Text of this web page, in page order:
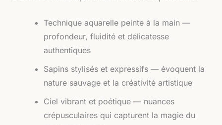
Technique aquarelle peinte à la main —
profondeur, fluidité et délicatesse
authentiques
Sapins stylisés et expressifs — évoquent la
nature sauvage et la créativité artistique
Ciel vibrant et poétique — nuances
crépusculaires qui capturent la magie du